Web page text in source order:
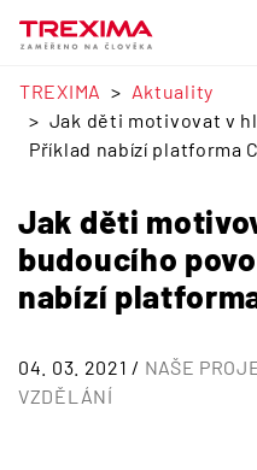
TREXIMA
Aktuality
Jak děti motivovat v
Příklad nabízí platforma
Jak děti
budoucího
nabízí
04. 03. 2021 / NAŠE
VZDĚLÁNÍ